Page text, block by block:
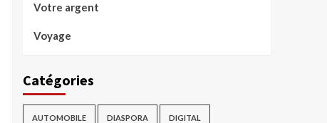
Votre argent
Voyage
Catégories
AUTOMOBILE DIASPORA DIGITAL